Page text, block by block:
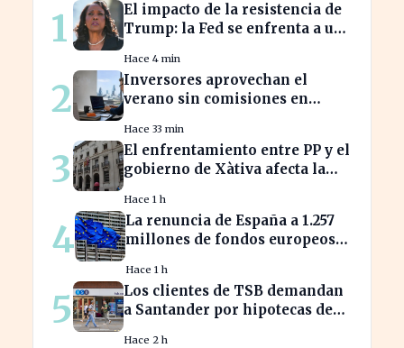
1
El impacto de la resistencia de
Trump: la Fed se enfrenta a un
Hace 4 min
2
Inversores aprovechan el
verano sin comisiones en
significativos en bolsa
internacional
Hace 33 min
3
El enfrentamiento entre PP y el
gobierno de Xàtiva afecta la
Hace 1 h
4
La renuncia de España a 1.257
millones de fondos europeos
Hace 1 h
5
Los clientes de TSB demandan
a Santander por hipotecas de
Hace 2 h